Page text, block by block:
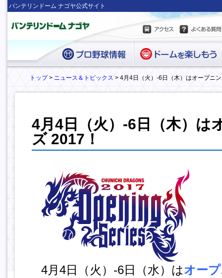
バンテリンドーム ナゴヤ公式サイト
トップ> ニュース＆トピックス > 4月4日（火）-6日（木）はオープニ
4月4日（火）-6日（木）は
ズ 2017！
4月4日（火）-6日（水）はオー